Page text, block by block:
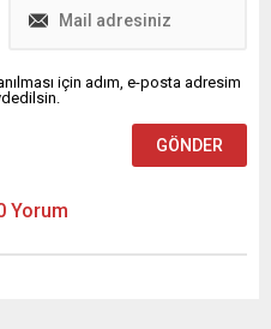
için adım, e-posta adresim
Yorum